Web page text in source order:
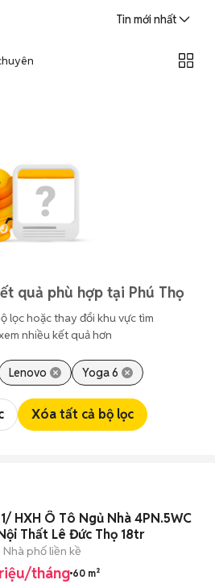
Tin mới nhất
quả phù hợp tại Phú Thọ
lọc hoặc thay đổi khu vực tìm
nhiều kết quả hơn
Lenovo Yoga 6
Xóa tất cả bộ lọc
HXH Ô Tô Ngủ Nhà 4PN.5WC
Thất Lê Đức Thọ 18tr
Nhà phố liền kề
tháng 60 m²